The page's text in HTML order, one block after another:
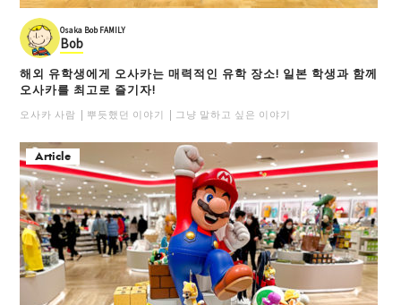
Osaka Bob FAMILY
Bob
해외 유학생에게 오사카는 매력적인 유학 장소! 일본 학생과 함께
오사카를 최고로 즐기자!
오사카 사람 뿌듯했던 이야기 그냥 말하고 싶은 이야기
Article